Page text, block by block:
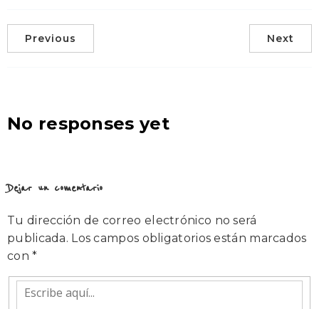
Previous Next
No responses yet
Dejar un comentario
Tu dirección de correo electrónico no será
publicada. Los campos obligatorios están marcados
con*
Escribe